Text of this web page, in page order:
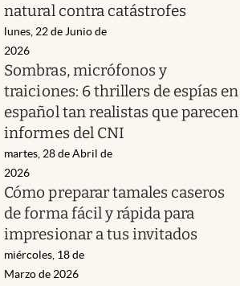
natural contra catástrofes
lunes, 22 de Junio de
2026
Sombras, micrófonos y
traiciones: 6 thrillers de espías en
español tan realistas que parecen
informes del CNI
martes, 28 de Abril de
2026
Cómo preparar tamales caseros
de forma fácil y rápida para
impresionar a tus invitados
miércoles, 18 de
Marzo de 2026